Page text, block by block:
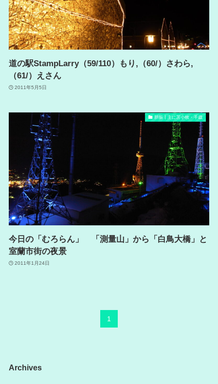
道の駅StampLarry（59/110）もり,（60/）さわら,
（61/）えさん
2011年5月5日
胆振┃主に苫小牧・千歳
今日の「むろらん」 「測量山」から「白鳥大橋」と
室蘭市街の夜景
2011年1月24日
1
Archives